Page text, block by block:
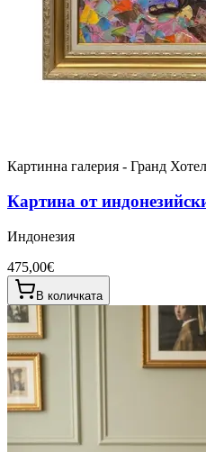
Картинна галерия - Гранд
Картина от
Индонезия
475,00€
В количката